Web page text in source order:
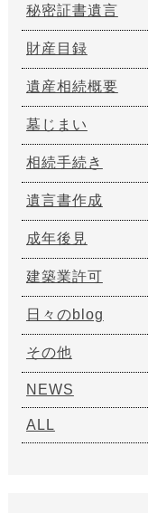
秘密証書遺言
財産目録
遺産相続概要
墓じまい
相続手続き
遺言書作成
成年後見
建築業許可
日々のblog
その他
NEWS
ALL